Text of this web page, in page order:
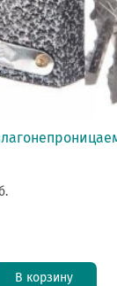
В корзину